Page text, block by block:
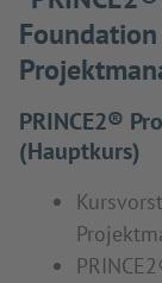
PRINCE2®
(Hauptkurs)